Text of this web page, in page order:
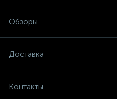
Обзоры
Доставка
Контакты